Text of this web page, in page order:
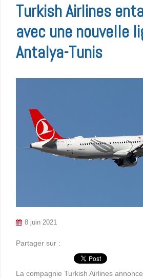
Turkish Airlines
avec une nouvelle
Antalya-Tunis
8 juin 2021
Partager sur :
La compagnie Turkish Airlines